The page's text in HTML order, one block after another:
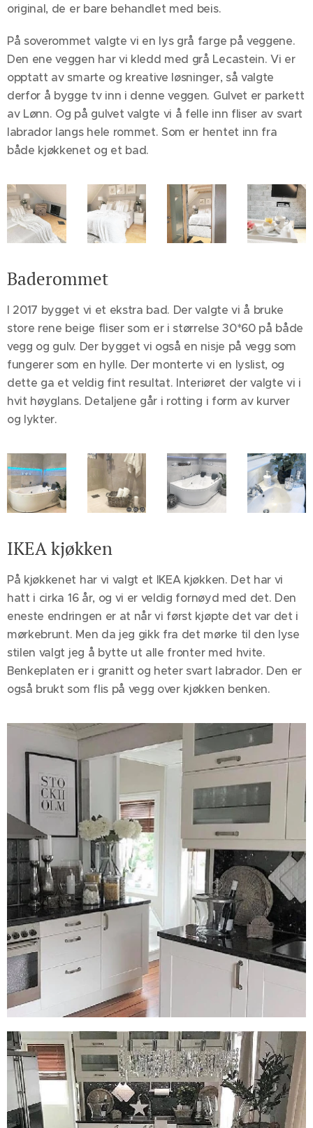
original, de er bare behandlet med beis.
På soverommet valgte vi en lys grå farge på veggene.
Den ene veggen har vi kledd med grå Lecastein. Vi er
opptatt av smarte og kreative løsninger, så valgte
derfor å bygge tv inn i denne veggen. Gulvet er parkett
av Lønn. Og på gulvet valgte vi å felle inn fliser av svart
labrador langs hele rommet. Som er hentet inn fra
både kjøkkenet og et bad.
Baderommet
I 2017 bygget vi et ekstra bad. Der valgte vi å bruke
store rene beige fliser som er i størrelse 30*60 på både
vegg og gulv. Der bygget vi også en nisje på vegg som
fungerer som en hylle. Der monterte vi en lyslist, og
dette ga et veldig fint resultat. Interiøret der valgte vi i
hvit høyglans. Detaljene går i rotting i form av kurver
og lykter.
IKEA kjøkken
På kjøkkenet har vi valgt et IKEA kjøkken. Det har vi
hatt i cirka 16 år, og vi er veldig fornøyd med det. Den
eneste endringen er at når vi først kjøpte det var det i
mørkebrunt. Men da jeg gikk fra det mørke til den lyse
stilen valgt jeg å bytte ut alle fronter med hvite.
Benkeplaten er i granitt og heter svart labrador. Den er
også brukt som flis på vegg over kjøkken benken.